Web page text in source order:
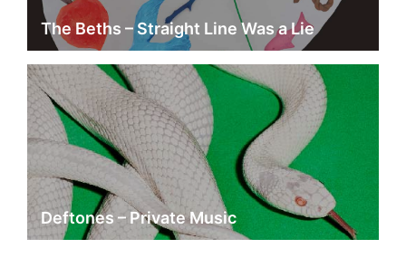
The Beths – Straight Line Was a Lie
Deftones – Private Music